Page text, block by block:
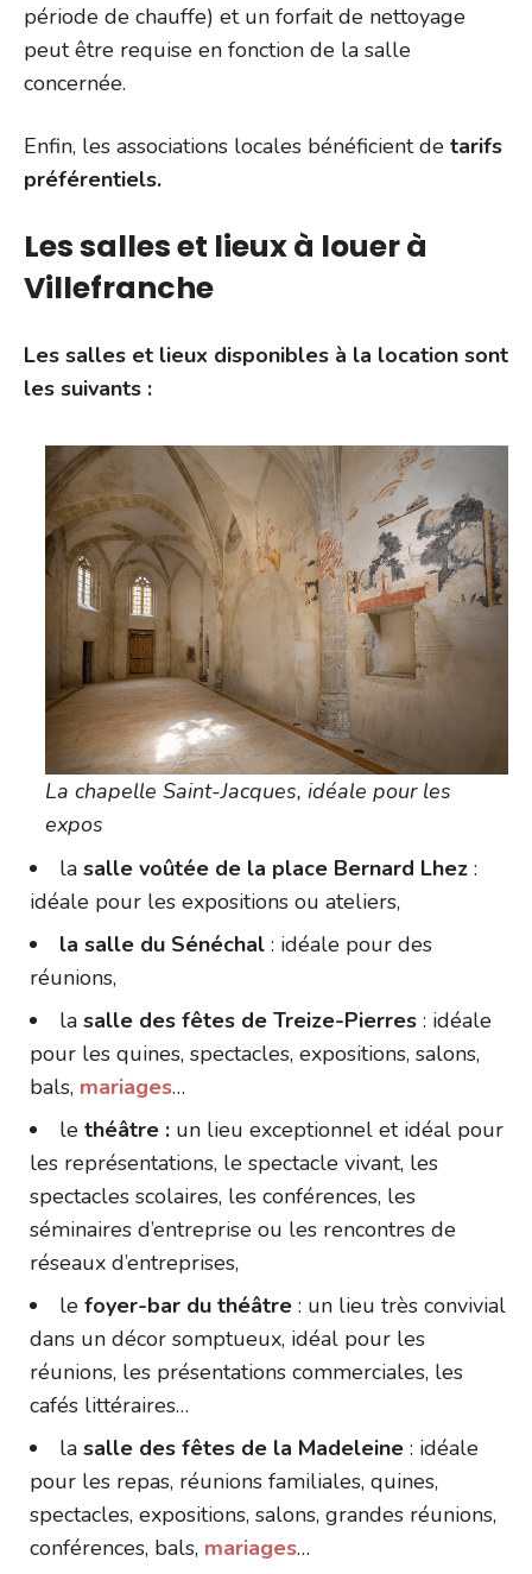
période de chauffe) et un forfait de nettoyage
peut être requise en fonction de la salle
concernée.
Enfin, les associations locales bénéficient de tarifs
préférentiels.
Les salles et lieux à louer à
Villefranche
Les salles et lieux disponibles à la location sont
les suivants :
La chapelle Saint-Jacques, idéale pour les
expos
la salle voûtée de la place Bernard Lhez :
idéale pour les expositions ou ateliers,
la salle du Sénéchal : idéale pour des
réunions,
la salle des fêtes de Treize-Pierres : idéale
pour les quines, spectacles, expositions, salons,
bals, mariages…
le théâtre : un lieu exceptionnel et idéal pour
les représentations, le spectacle vivant, les
spectacles scolaires, les conférences, les
séminaires d’entreprise ou les rencontres de
réseaux d’entreprises,
le foyer-bar du théâtre : un lieu très convivial
dans un décor somptueux, idéal pour les
réunions, les présentations commerciales, les
cafés littéraires…
la salle des fêtes de la Madeleine : idéale
pour les repas, réunions familiales, quines,
spectacles, expositions, salons, grandes réunions,
conférences, bals, mariages…